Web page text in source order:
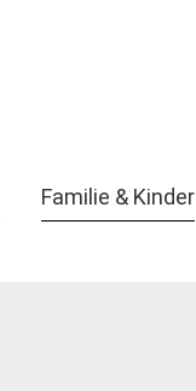
Familie & Kinder